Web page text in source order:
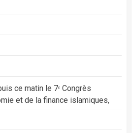
ce matin le 7ᵉ Congrès
et de la finance islamiques,